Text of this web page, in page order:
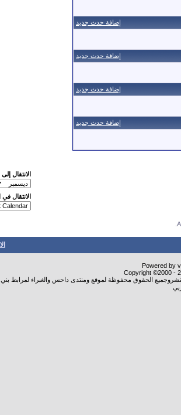
إضافة حدث جديد
إضافة حدث جديد
إضافة حدث جديد
إضافة حدث جديد
الانتقال
الانتقال في
Powered by
Copyright ©2000 -
الحقوق محفوظة لموقع ومنتدى داحس والغبراء لمرابط